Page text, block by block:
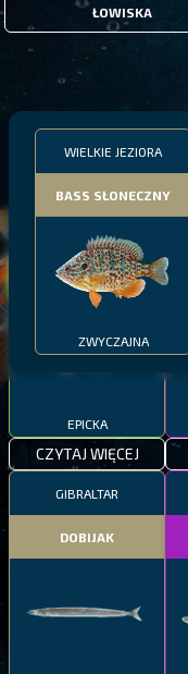
ŁOWISKA
WIELKIE JEZIORA
BASS SŁONECZNY
ZWYCZAJNA
MALAWI
PYSZCZAK ZACHODNI
EPICKA
CZYTAJ WIĘCEJ
GIBRALTAR
DOBIJAK